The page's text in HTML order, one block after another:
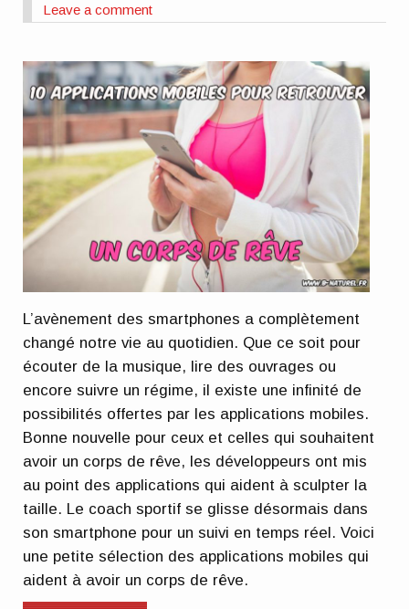
Leave a comment
L’avènement des smartphones a complètement
changé notre vie au quotidien. Que ce soit pour
écouter de la musique, lire des ouvrages ou
encore suivre un régime, il existe une infinité de
possibilités offertes par les applications mobiles.
Bonne nouvelle pour ceux et celles qui souhaitent
avoir un corps de rêve, les développeurs ont mis
au point des applications qui aident à sculpter la
taille. Le coach sportif se glisse désormais dans
son smartphone pour un suivi en temps réel. Voici
une petite sélection des applications mobiles qui
aident à avoir un corps de rêve.